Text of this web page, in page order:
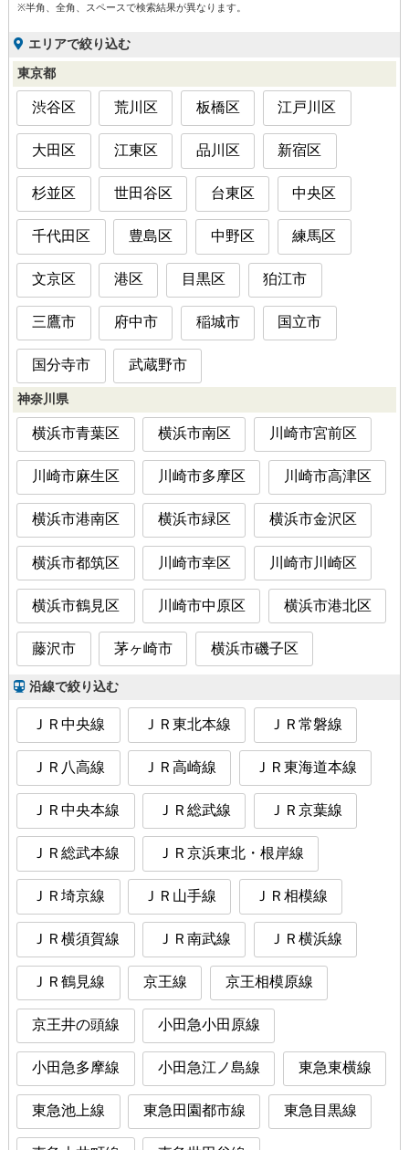
※半角、全角、スペースで検索結果が異なります。
エリアで絞り込む
東京都
渋谷区 荒川区 板橋区 江戸川区
大田区 江東区 品川区 新宿区
杉並区 世田谷区 台東区 中央区
千代田区 豊島区 中野区 練馬区
文京区 港区 目黒区 狛江市
三鷹市 府中市 稲城市 国立市
国分寺市 武蔵野市
神奈川県
横浜市青葉区 横浜市南区 川崎市宮前区
川崎市麻生区 川崎市多摩区 川崎市高津区
横浜市港南区 横浜市緑区 横浜市金沢区
横浜市都筑区 川崎市幸区 川崎市川崎区
横浜市鶴見区 川崎市中原区 横浜市港北区
藤沢市 茅ヶ崎市 横浜市磯子区
沿線で絞り込む
ＪＲ中央線 ＪＲ東北本線 ＪＲ常磐線
ＪＲ八高線 ＪＲ高崎線 ＪＲ東海道本線
ＪＲ中央本線 ＪＲ総武線 ＪＲ京葉線
ＪＲ総武本線 ＪＲ京浜東北・根岸線
ＪＲ埼京線 ＪＲ山手線 ＪＲ相模線
ＪＲ横須賀線 ＪＲ南武線 ＪＲ横浜線
ＪＲ鶴見線 京王線 京王相模原線
京王井の頭線 小田急小田原線
小田急多摩線 小田急江ノ島線 東急東横線
東急池上線 東急田園都市線 東急目黒線